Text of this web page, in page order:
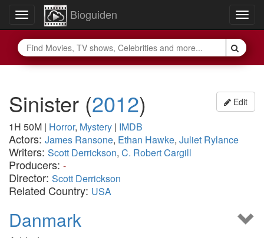
Toggle
navigation
Bioguiden
Edit
Sinister (2012)
1H 50M | Horror, Mystery | IMDB
Actors: James Ransone, Ethan Hawke, Juliet Rylance
Writers: Scott Derrickson, C. Robert Cargill
Producers: -
Director: Scott Derrickson
Related Country: USA
Danmark